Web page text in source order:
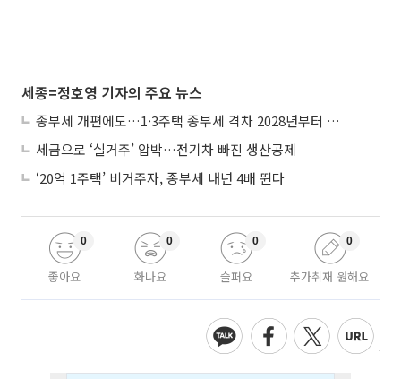
세종=정호영 기자의 주요 뉴스
종부세 개편에도…1·3주택 종부세 격차 2028년부터 확대
세금으로 ‘실거주’ 압박…전기차 빠진 생산공제
‘20억 1주택’ 비거주자, 종부세 내년 4배 뛴다
좋아요
0
화나요
0
슬퍼요
0
추가취재 원해요
0